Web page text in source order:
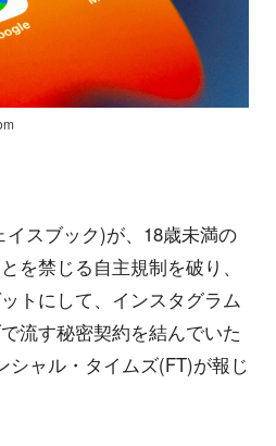
スブック)が、18歳未満の
を禁じる自主規制を破り、
トにして、インスタグラム
流す秘密契約を結んでいた
シャル・タイムズ(FT)が報じ